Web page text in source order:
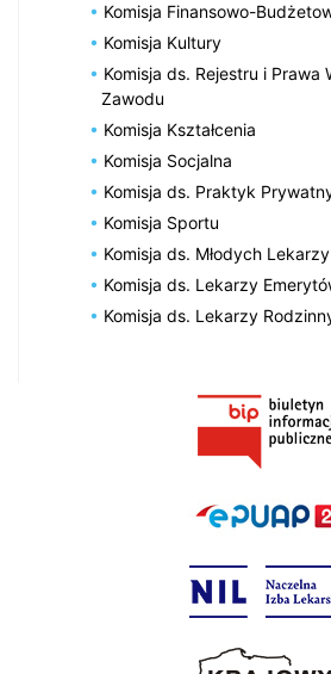
Komisja Finansowo-
Komisja Kultury
Komisja ds. Rejestru i Prawa
Zawodu
Komisja Kształcenia
Komisja Socjalna
Komisja ds. Praktyk
Komisja Sportu
Komisja ds. Młodych Lekarzy
Komisja ds. Lekarzy
Komisja ds. Lekarzy